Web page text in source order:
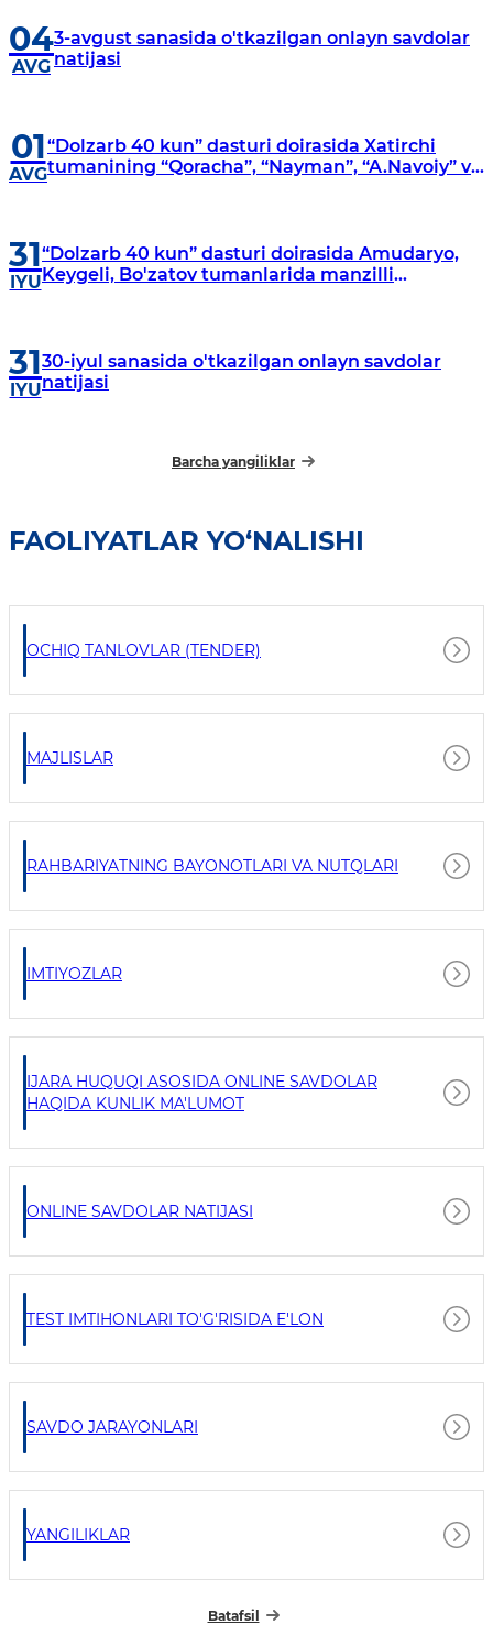
04
AVG
3-avgust sanasida o'tkazilgan onlayn savdolar
natijasi
01
AVG
“Dolzarb 40 kun” dasturi doirasida Xatirchi
tumanining “Qoracha”, “Nayman”, “A.Navoiy” va
31
IYU
“Dolzarb 40 kun” dasturi doirasida Amudaryo,
Keygeli, Bo'zatov tumanlarida manzilli
31
IYU
30-iyul sanasida o'tkazilgan onlayn savdolar
natijasi
Barcha yangiliklar
FAOLIYATLAR YO‘NALISHI
OCHIQ TANLOVLAR (TENDER)
MAJLISLAR
RAHBARIYATNING BAYONOTLARI VA NUTQLARI
IMTIYOZLAR
IJARA HUQUQI ASOSIDA ONLINE SAVDOLAR
HAQIDA KUNLIK MA'LUMOT
ONLINE SAVDOLAR NATIJASI
TEST IMTIHONLARI TO'G'RISIDA E'LON
SAVDO JARAYONLARI
YANGILIKLAR
Batafsil